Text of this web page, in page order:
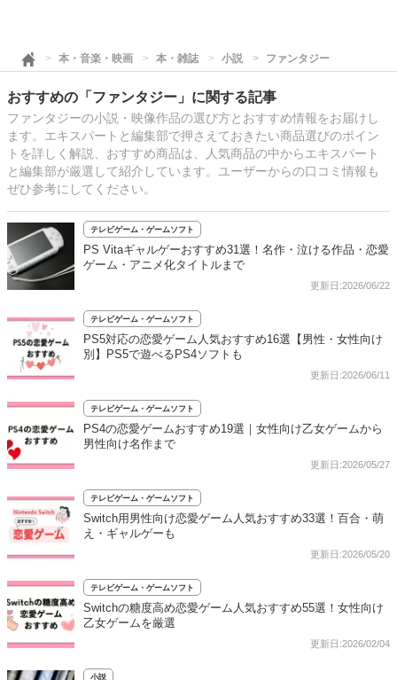
本・音楽・映画 本・雑誌 小説 ファンタジー
おすすめの「ファンタジー」に関する記事
ファンタジーの小説・映像作品の選び方とおすすめ情報をお届けし
ます。エキスパートと編集部で押さえておきたい商品選びのポイン
トを詳しく解説、おすすめ商品は、人気商品の中からエキスパート
と編集部が厳選して紹介しています。ユーザーからの口コミ情報も
ぜひ参考にしてください。
テレビゲーム・ゲームソフト
PS Vitaギャルゲーおすすめ31選！名作・泣ける作品・恋愛
ゲーム・アニメ化タイトルまで
更新日:2026/06/22
テレビゲーム・ゲームソフト
PS5対応の恋愛ゲーム人気おすすめ16選【男性・女性向け
別】PS5で遊べるPS4ソフトも
更新日:2026/06/11
テレビゲーム・ゲームソフト
PS4の恋愛ゲームおすすめ19選｜女性向け乙女ゲームから
男性向け名作まで
更新日:2026/05/27
テレビゲーム・ゲームソフト
Switch用男性向け恋愛ゲーム人気おすすめ33選！百合・萌
え・ギャルゲーも
更新日:2026/05/20
テレビゲーム・ゲームソフト
Switchの糖度高め恋愛ゲーム人気おすすめ55選！女性向け
乙女ゲームを厳選
更新日:2026/02/04
小説